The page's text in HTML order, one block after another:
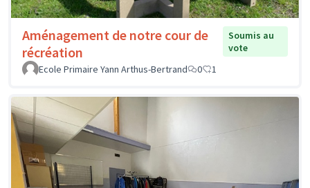
Aménagement de notre cour de
récréation
Soumis au
vote
Ecole Primaire Yann Arthus-Bertrand
0 1